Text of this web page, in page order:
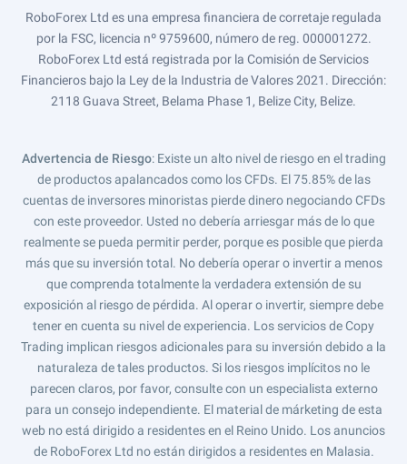
RoboForex Ltd es una empresa financiera de corretaje regulada
por la FSC, licencia nº 9759600, número de reg. 000001272.
RoboForex Ltd está registrada por la Comisión de Servicios
Financieros bajo la Ley de la Industria de Valores 2021. Dirección:
2118 Guava Street, Belama Phase 1, Belize City, Belize.
Advertencia de Riesgo: Existe un alto nivel de riesgo en el trading
de productos apalancados como los CFDs. El 75.85% de las
cuentas de inversores minoristas pierde dinero negociando CFDs
con este proveedor. Usted no debería arriesgar más de lo que
realmente se pueda permitir perder, porque es posible que pierda
más que su inversión total. No debería operar o invertir a menos
que comprenda totalmente la verdadera extensión de su
exposición al riesgo de pérdida. Al operar o invertir, siempre debe
tener en cuenta su nivel de experiencia. Los servicios de Copy
Trading implican riesgos adicionales para su inversión debido a la
naturaleza de tales productos. Si los riesgos implícitos no le
parecen claros, por favor, consulte con un especialista externo
para un consejo independiente. El material de márketing de esta
web no está dirigido a residentes en el Reino Unido. Los anuncios
de RoboForex Ltd no están dirigidos a residentes en Malasia.